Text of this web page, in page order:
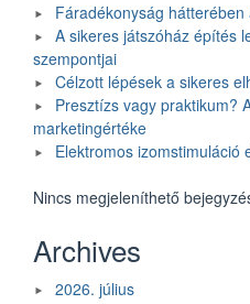
Fáradékonyság
A sikeres játszóház építés
szempontjai
Célzott lépések a sikeres
Presztízs vagy praktikum?
marketingértéke
Elektromos izomstimuláció
Nincs megjeleníthető
Archives
2026. július